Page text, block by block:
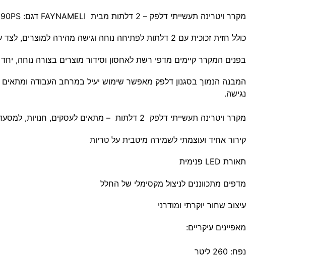
מקרר ויטרינה תעשייתי דלפק – 2 דלתות מבית FAYNAMELI דגם: RF-290PS
כולל חזית זכוכית עם 2 דלתות לפתיחה נוחה וגישה מהירה למוצרים, לצד עיצוב מודרני בצבע שחור המשתלב בצורה אלגנטית בכל סביבת עבודה.
בפנים המקרר קיימים מדפי רשת לאחסון וסידור מוצרים בצורה נוחה,
המבנה הנמוך בסגנון דלפק מאפשר שימוש יעיל במרחב העבודה ומתאים
נגישה.
מקרר ויטרינה תעשייתי דלפק 2 דלתות – מתאים לעסקים, חנויות, למסעדות, ברים, בתי קפה, מעדניות, ועסקי מזון.
קירור אחיד ועוצמתי לשמירה מיטבית על טריות
תאורת LED פנימית
מדפים מתכווננים לניצול מקסימלי של החלל
עיצוב שחור יוקרתי ומודרני
מאפיינים עיקריים:
נפח: 260 ליטר